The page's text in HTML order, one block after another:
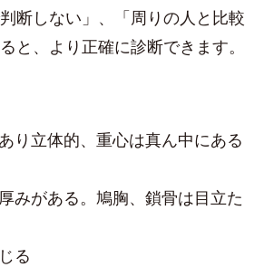
断しない」、「周りの人と比較
と、より正確に診断できます。
り立体的、重心は真ん中にある
みがある。鳩胸、鎖骨は目立た
る